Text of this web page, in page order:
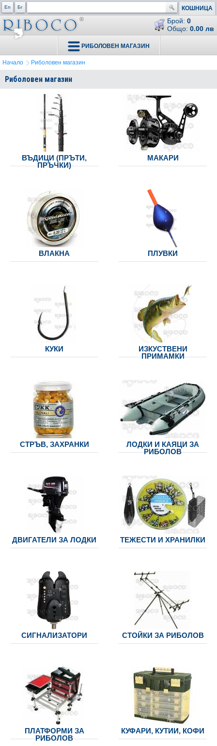
En Бг КОШНИЦА
Брой: 0
Общо: 0.00 лв
РИБОЛОВЕН МАГАЗИН
Начало Риболовен магазин
Риболовен магазин
ВЪДИЦИ (ПРЪТИ,
ПРЪЧКИ)
МАКАРИ
ВЛАКНА ПЛУВКИ
КУКИ
ИЗКУСТВЕНИ
ПРИМАМКИ
СТРЪВ, ЗАХРАНКИ
ЛОДКИ И КАЯЦИ ЗА
РИБОЛОВ
ДВИГАТЕЛИ ЗА ЛОДКИ ТЕЖЕСТИ И ХРАНИЛКИ
СИГНАЛИЗАТОРИ СТОЙКИ ЗА РИБОЛОВ
ПЛАТФОРМИ ЗА
РИБОЛОВ
КУФАРИ, КУТИИ, КОФИ